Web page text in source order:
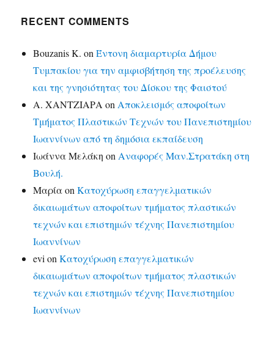
RECENT COMMENTS
Bouzanis K. onΈντονη διαμαρτυρία Δήμου
Τυμπακίου για την αμφισβήτηση της προέλευσης
και της γνησιότητας του Δίσκου της Φαιστού
Α. ΧΑΝΤΖΙΑΡΑ on Αποκλεισμός αποφοίτων
Τμήματος Πλαστικών Τεχνών του Πανεπιστημίου
Ιωαννίνων από τη δημόσια εκπαίδευση
Ιωάννα Μελάκη on Αναφορές Μαν.Στρατάκη στη
Βουλή.
ΜαρίαonΚατοχύρωση επαγγελματικών
δικαιωμάτων αποφοίτων τμήματος πλαστικών
τεχνών και επιστημών τέχνης Πανεπιστημίου
Ιωαννίνων
evi onΚατοχύρωση επαγγελματικών
δικαιωμάτων αποφοίτων τμήματος πλαστικών
τεχνών και επιστημών τέχνης Πανεπιστημίου
Ιωαννίνων